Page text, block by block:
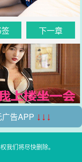
下一章
告APP ↓↓↓
我们将尽快删除。